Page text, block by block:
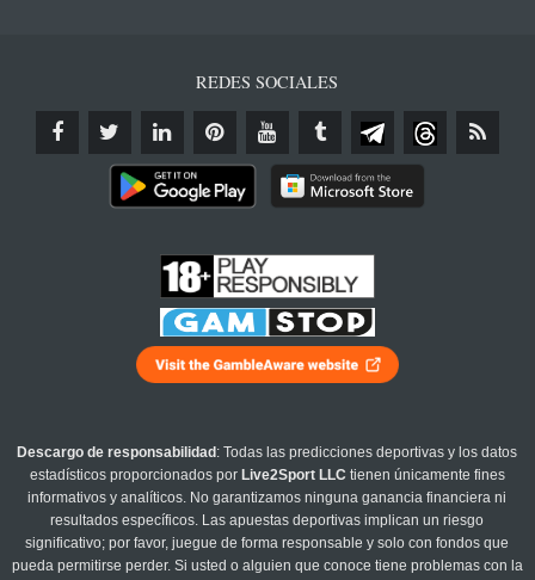
REDES SOCIALES
Descargo de responsabilidad : Todas las predicciones deportivas y los datos
estadísticos proporcionados por Live2Sport LLC tienen únicamente fines
informativos y analíticos. No garantizamos ninguna ganancia financiera ni
resultados específicos. Las apuestas deportivas implican un riesgo
significativo; por favor, juegue de forma responsable y solo con fondos que
pueda permitirse perder. Si usted o alguien que conoce tiene problemas con la